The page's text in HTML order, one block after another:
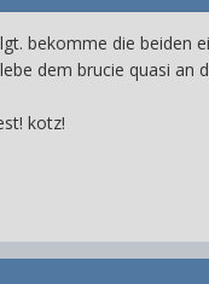
bekomme die beiden
dem brucie quasi
kotz!